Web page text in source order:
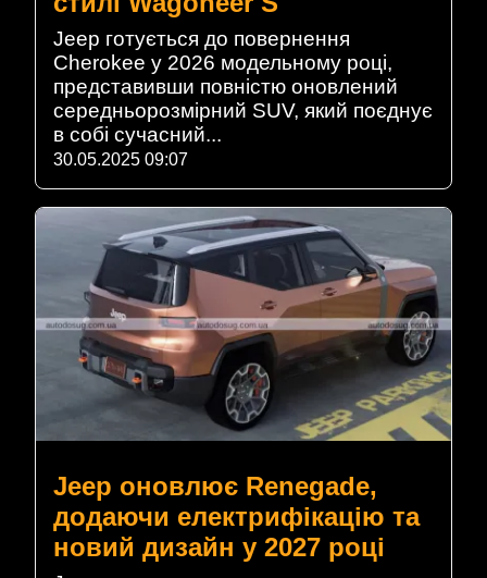
Jeep готується до повернення
Cherokee у 2026 модельному році,
представивши повністю оновлений
середньорозмірний SUV, який поєднує
в собі сучасний...
30.05.2025 09:07
Jeep оновлює Renegade,
додаючи електрифікацію та
новий дизайн у 2027 році